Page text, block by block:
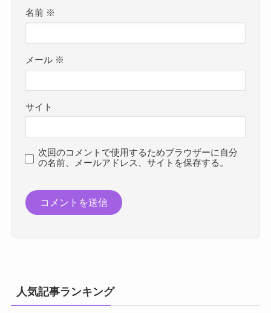
名前 ※
メール ※
サイト
次回のコメントで使用するためブラウザーに自分
の名前、メールアドレス、サイトを保存する。
人気記事ランキング